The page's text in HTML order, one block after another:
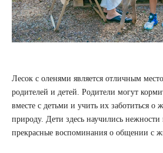
Лесок с оленями является отличным
родителей и детей. Родители могут
вместе с детьми и учить их заботиться о
природу. Дети здесь научились
прекрасные воспоминания о общении с